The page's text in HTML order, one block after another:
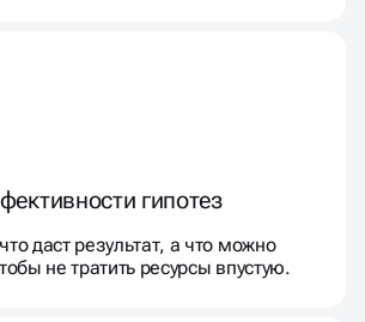
гипотез
даст результат, а что можно
не тратить ресурсы впустую.